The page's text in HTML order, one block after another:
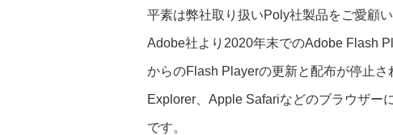
平素は弊社取り扱いPoly社製品をご愛顧
Adobe社より2020年末でのAdobe Flash
からのFlash Playerの更新と配布が停止
Explorer、Apple Safariなどのブラウザー
です。